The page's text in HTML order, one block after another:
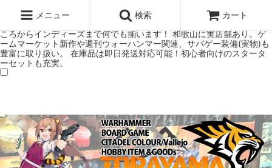
ミアムショップTORAYAMA。通販・オンラインショップです！ ウォー
ハンマーとボードゲームのことなら当店へ！ボードゲームもメジャーど
ころからインディーズまで何でも揃います！ 和歌山に実店舗あり。ゲ
ームマーケット新作や週刊ウォーハンマー関連、サバゲー装備(実物)も
豊富に取り扱い。 在庫品は即日発送対応可能！初心者向けのスタータ
ーセットも充実。
メニュー 検索 カート